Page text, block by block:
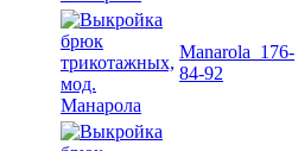
Manarola_176-
84-92